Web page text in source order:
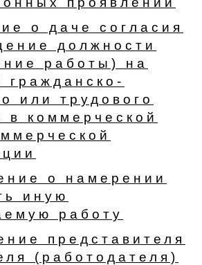
о даче согласия
должности
работы) на
гражданско-
или трудового
в коммерческой
о намерении
иную
работу
представителя
(работодателя)